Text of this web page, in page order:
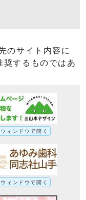
のサイト内容に
奨するものではあ
ウィンドウで開く
ウィンドウで開く